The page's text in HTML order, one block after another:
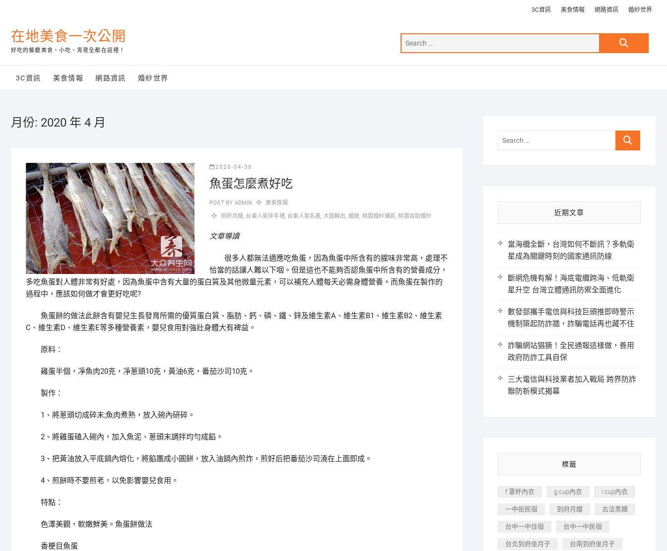
content
3C資訊 美食情報 網路資訊 婚紗世界
在地美食一次公開
好吃的餐廳美食、小吃、宵夜全都在這裡！
Search
3C資訊 美食情報 網路資訊 婚紗世界
月份: 2020 年 4 月
2020-04-30
魚蛋怎麼煮好吃
POST BY ADMIN 美食情報
到府月嫂, 台東人氣伴手禮, 台東人氣名產, 大圖輸出,婚錄, 桃園婚紗攝影,桃園自助婚紗
文章導讀
很多人都無法適應吃魚蛋，因為魚蛋中所含有的腥味非常高，處理不
恰當的話讓人難以下咽。但是這也不能夠否認魚蛋中所含有的營養成分，
多吃魚蛋對人體非常有好處，因為魚蛋中含有大量的蛋白質及其他微量元素，可以補充人體每天必需身體營養。而魚蛋在製作的
過程中，應該如何做才會更好吃呢?
魚蛋餅的做法此餅含有嬰兒生長發育所需的優質蛋白質、脂肪、鈣、磷、鐵、鋅及維生素A、維生素B1、維生素B2、維生素
C、維生素D、維生素E等多種營養素，嬰兒食用對強壯身體大有裨益。
原料：
雞蛋半個，凈魚肉20克，凈蔥頭10克，黃油6克，番茄沙司10克。
製作：
1、將蔥頭切成碎末;魚肉煮熟，放入碗內研碎。
2、將雞蛋磕入碗內，加入魚泥、蔥頭末調拌均勻成餡。
3、把黃油放入平底鍋內熔化，將餡團成小圓餅，放入油鍋內煎炸，煎好后把番茄沙司澆在上面即成。
4、煎餅時不要煎老，以免影響嬰兒食用。
特點：
色澤美觀，軟嫩鮮美。魚蛋餅做法
香梗目魚蛋
Search
近期文章
當海纜全斷，台灣如何不斷訊？多軌衛
星成為關鍵時刻的國家通訊防線
斷網危機有解！海底電纜跨海、低軌衛
星升空 台灣立體通訊防禦全面進化
數發部攜手電信與科技巨頭推即時警示
機制築起防詐牆，詐騙電話再也藏不住
詐騙網站猖獗！全民通報這樣做，善用
政府防詐工具自保
三大電信與科技業者加入戰局 跨界防詐
聯防新模式揭幕
標籤
f 罩杯內衣 g cup內衣 i cup內衣
一中街民宿 到府月嫂 古法黑糖
台中一中住宿 台中一中民宿
台北到府坐月子 台南到府坐月子